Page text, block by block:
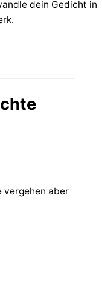
dein Gedicht in
vergehen aber